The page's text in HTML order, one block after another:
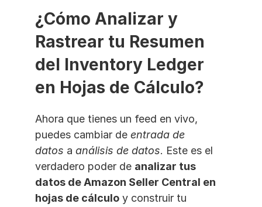
¿Cómo Analizar y
Rastrear tu Resumen
del Inventory Ledger
en Hojas de Cálculo?
Ahora que tienes un feed en vivo,
puedes cambiar de entrada de
datos a análisis de datos. Este es el
verdadero poder de analizar tus
datos de Amazon Seller Central en
hojas de cálculo y construir tu